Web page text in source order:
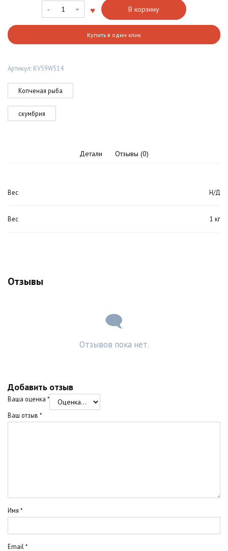
Количество
товара
Скумбрия
В корзину
Купить в один клик
Артикул: KV59W514
Копченая рыба
скумбрия
Детали Отзывы (0)
Вес Н/Д
Вес 1 кг
Отзывы
Отзывов пока нет.
Добавить отзыв
Ваша оценка *
Ваш отзыв *
Имя *
Email *